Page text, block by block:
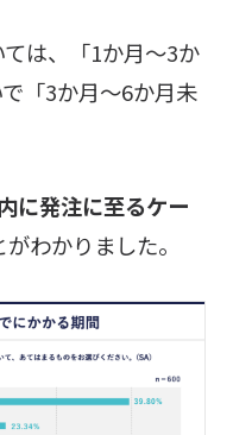
は、「1か月～3か
「3か月～6か月未
に発注に至るケー
わかりました。